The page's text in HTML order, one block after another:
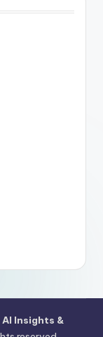
Insights &